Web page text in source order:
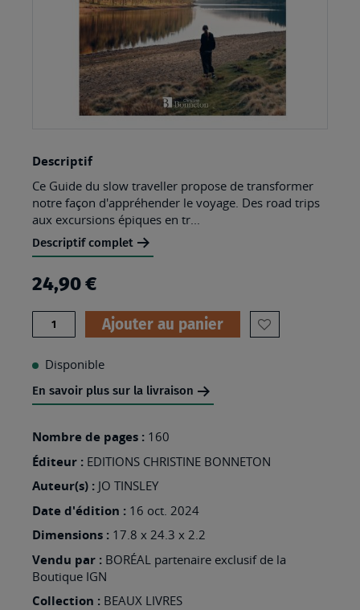
to
the
beginning
of
the
images
gallery
Descriptif
Ce Guide du slow traveller propose de transformer
notre façon d'appréhender le voyage. Des road trips
aux excursions épiques en tr...
Descriptif complet
24,90 €
Quantité Ajouter au panier
AJOUTER
:
TRAVELLER
Disponible
En savoir plus sur la livraison
Nombre de pages : 160
Éditeur : EDITIONS CHRISTINE BONNETON
Auteur(s) : JO TINSLEY
Date d'édition : 16 oct. 2024
Dimensions : 17.8 x 24.3 x 2.2
Vendu par : BORÉAL partenaire exclusif de la
Boutique IGN
Collection : BEAUX LIVRES